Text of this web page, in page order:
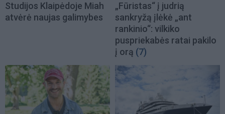
Studijos Klaipėdoje Miah
atvėrė naujas galimybes
„Fūristas“ į judrią
sankryžą įlėkė „ant
rankinio“: vilkiko
puspriekabės ratai pakilo
į orą (7)